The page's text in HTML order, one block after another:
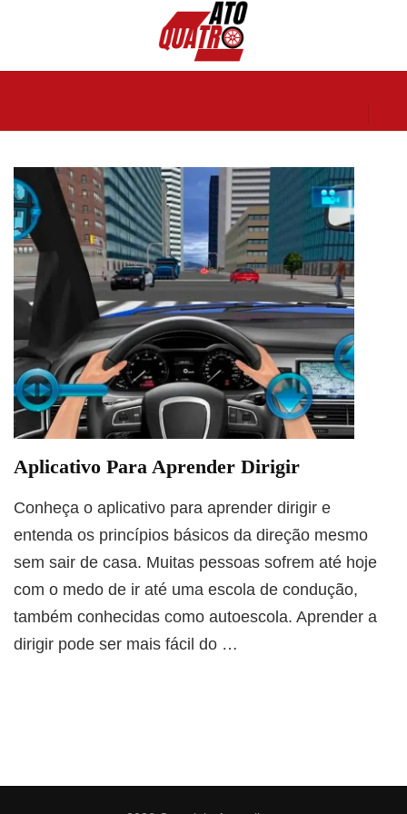
Aplicativo Para Aprender Dirigir
Conheça o aplicativo para aprender dirigir e
entenda os princípios básicos da direção mesmo
sem sair de casa. Muitas pessoas sofrem até hoje
com o medo de ir até uma escola de condução,
também conhecidas como autoescola. Aprender a
dirigir pode ser mais fácil do …